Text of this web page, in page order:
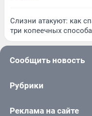
Слизни атакуют: как
три копеечных способа
Сообщить новость
Рубрики
Реклама на сайте